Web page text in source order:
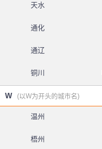
天水
通化
通辽
铜川
W (以W为开头的城市名)
温州
梧州